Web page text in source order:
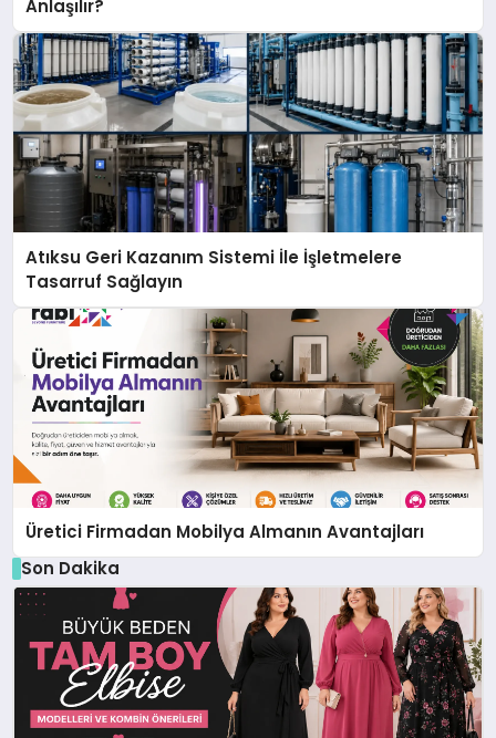
Anlaşılır?
Atıksu Geri Kazanım Sistemi İle İşletmelere
Tasarruf Sağlayın
Üretici Firmadan Mobilya Almanın Avantajları
Son Dakika